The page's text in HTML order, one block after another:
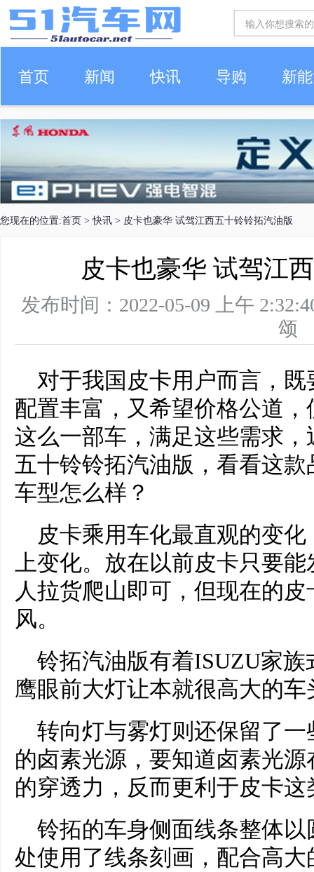
首页 新闻 快讯 导购 新
车生活
您现在的位置:首页 >快讯 > 皮卡也豪华 试驾江西五十铃铃拓汽油版
皮卡也豪华 试驾江
发布时间：2022-05-09 上午
对于我国皮卡用户而言，
配置丰富，又希望价格公道
这么一部车，满足这些需求
五十铃铃拓汽油版，看看这
车型怎么样？
皮卡乘用车化最直观的变
上变化。放在以前皮卡只要
人拉货爬山即可，但现在的
风。
铃拓汽油版有着ISUZU家
鹰眼前大灯让本就很高大的
转向灯与雾灯则还保留了
的卤素光源，要知道卤素光
的穿透力，反而更利于皮卡这
铃拓的车身侧面线条整体
处使用了线条刻画，配合高